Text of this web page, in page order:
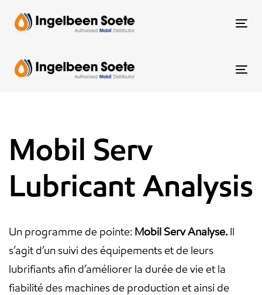
links
Mobil Serv
Lubricant Analysis
Un programme de pointe: Mobil Serv Analyse. Il
s’agit d’un suivi des équipements et de leurs
lubrifiants afin d’améliorer la durée de vie et la
fiabilité des machines de production et ainsi de